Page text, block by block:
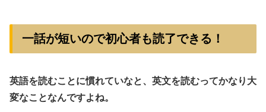
一話が短いので初心者も読了できる！
英語を読むことに慣れていなと、英文を読むってかなり大
変なことなんですよね。